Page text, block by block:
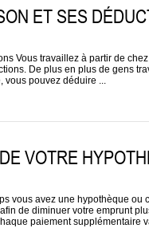
ET SES
Vous travaillez à partir de
De plus en plus de gens
vous pouvez déduire ...
VOTRE
vous avez une hypothèque
de diminuer votre emprunt
paiement supplémentaire